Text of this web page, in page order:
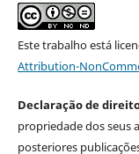
Este trabalho está
Attribution-
Declaração de
propriedade dos seus
posteriores